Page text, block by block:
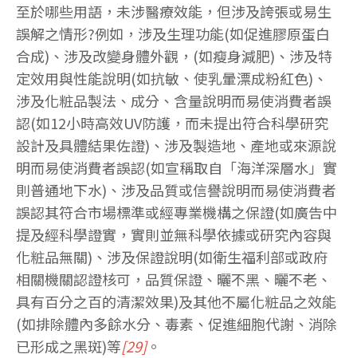
至於哪些用語，未涉醫療效能，但涉及誇張或易生
誤解之情形?例如，涉及生理功能(如促進膠原蛋白
合成)、涉及改變身體外觀，(如瘦身減肥)、涉及特
定效用與性能說明(如抗敏、使乳暈漂成粉紅色)、
涉及化粧品製法、成分、含量說明而易使消費者誤
認(如12小時高效UV防護，而未提出符合科學研究
設計及具體結果佐證)、涉及製造地、產地或來源說
明而易使消費者誤認(如宣稱取自「海洋深層水」實
則普通地下水)、涉及品質或信譽說明而易使消費者
誤認其符合市場標準或經專業機構之保證(如廣告中
提及經科學證實，實則並無科學依據或研究內容與
化粧品無關)、涉及保證說明(如衛生福利部或政府
相關機關認證核可，品質保證、曬不黑、曬不老、
具有百分之百的清潔效果)及其他不屬化粧品之效能
(如排除體內多餘水分、毒素、促進細胞代謝、消除
已形成之黑斑)等[29]。